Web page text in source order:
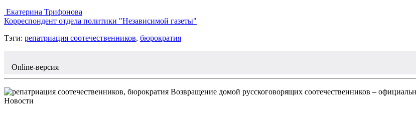
Екатерина Трифонова
Корреспондент отдела политики "Независимой газеты"
Тэги: репатриация соотечественников, бюрократия
Online-версия
Возвращение домой русскоговорящих соотечественников –
Новости